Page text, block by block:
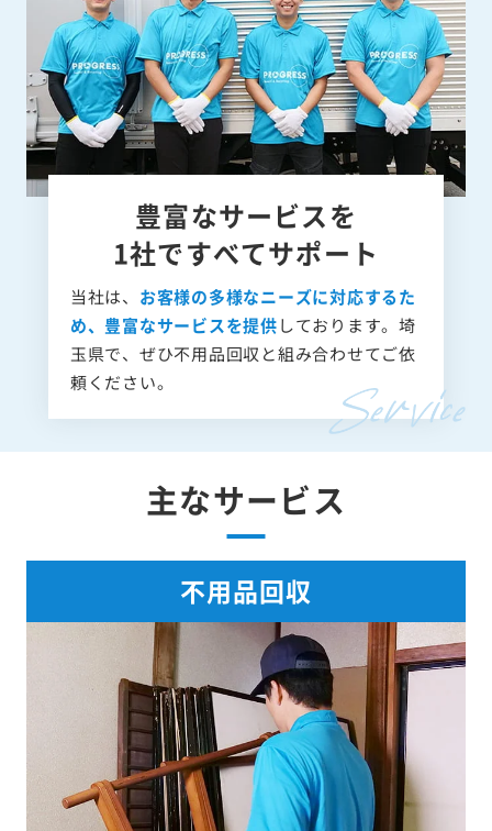
豊富なサービスを
1社ですべてサポート
当社は、 お客様の多様なニーズに対応するた
め、豊富なサービスを提供しております。埼
玉県で、ぜひ不用品回収と組み合わせてご依
頼ください。
主なサービス
不用品回収